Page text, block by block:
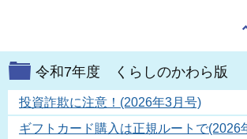
令和7年度 くらしのかわら版
投資詐欺に注意！(2026年3月号)
ギフトカード購入は正規ルートで(2026